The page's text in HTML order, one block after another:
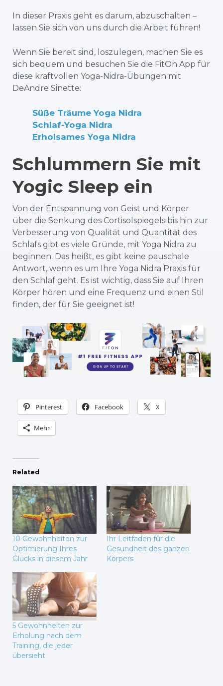
In dieser Praxis geht es darum, abzuschalten –
lassen Sie sich von uns durch die Arbeit führen!
Wenn Sie bereit sind, loszulegen, machen Sie es
sich bequem und besuchen Sie die FitOn App für
diese kraftvollen Yoga-Nidra-Übungen mit
DeAndre Sinette:
Süße Träume Yoga Nidra
Schlaf-Yoga Nidra
Erholsames Yoga Nidra
Schlummern Sie mit
Yogic Sleep ein
Von der Entspannung von Geist und Körper
über die Senkung des Cortisolspiegels bis hin zur
Verbesserung von Qualität und Quantität des
Schlafs gibt es viele Gründe, mit Yoga Nidra zu
beginnen. Das heißt, es gibt keine pauschale
Antwort, wenn es um Ihre Yoga Nidra Praxis für
den Schlaf geht. Es ist wichtig, dass Sie auf Ihren
Körper hören und eine Frequenz und einen Stil
finden, der für Sie geeignet ist!
Pinterest Facebook X
Mehr
Related
10 Gewohnheiten zur
Optimierung Ihres
Glücks in diesem Jahr
Ihr Leitfaden für die
Gesundheit des ganzen
Körpers
5 Gewohnheiten zur
Erholung nach dem
Training, die jeder
übersieht